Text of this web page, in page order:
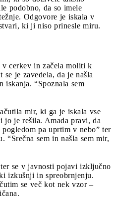
podobno, da so imele
Odgovore je iskala v
ki ji niso prinesle miru.
cerkev in začela moliti k
je zavedela, da je našla
iskanja. “Spoznala sem
mir, ki ga je iskala vse
je rešila. Amada pravi, da
pa uprtim v nebo” ter
“Srečna sem in našla sem mir,
se v javnosti pojavi izključno
izkušnji in spreobrnjenju.
se več kot nek vzor –